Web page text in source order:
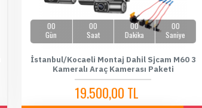
00
Gün
00
Saat
00
Dakika
00
Saniye
İstanbul/Kocaeli Montaj Dahil Sjcam M60 3
Kameralı Araç Kamerası Paketi
19.500,00 TL